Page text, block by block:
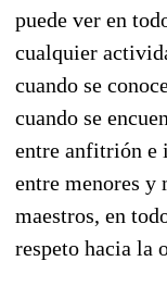
puede ver en
cualquier
cuando se
cuando se
entre anfitrión e
entre menores y
maestros, en
respeto hacia la